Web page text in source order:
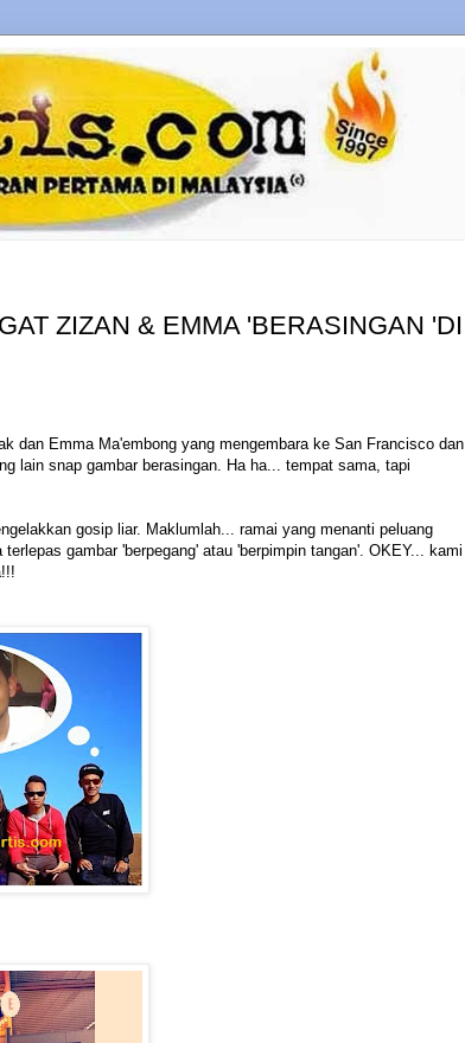
ZIZAN & EMMA 'BERASINGAN 'DI
dan Emma Ma'embong yang mengembara ke San Francisco dan
lain snap gambar berasingan. Ha ha... tempat sama, tapi
gosip liar. Maklumlah... ramai yang menanti peluang
gambar 'berpegang' atau 'berpimpin tangan'. OKEY... kami